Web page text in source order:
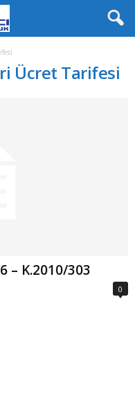
Ücret Tarifesi
– K.2010/303
0